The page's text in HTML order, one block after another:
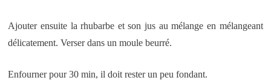
Ajouter ensuite la rhubarbe et son jus au mélange en mélangeant
délicatement. Verser dans un moule beurré.
Enfourner pour 30 min, il doit rester un peu fondant.